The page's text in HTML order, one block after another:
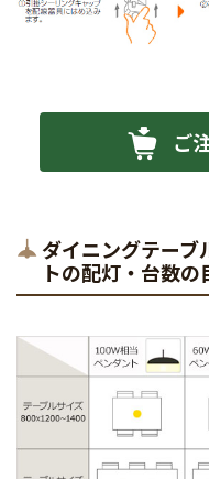
ご
ダイニングテーブ
トの配灯・台数の